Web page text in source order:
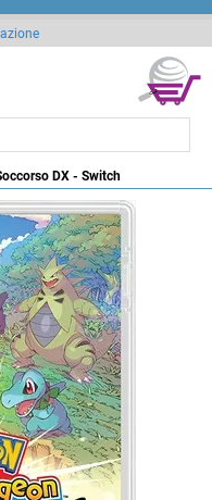
DX - Switch